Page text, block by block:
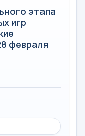
этапа
игр
февраля